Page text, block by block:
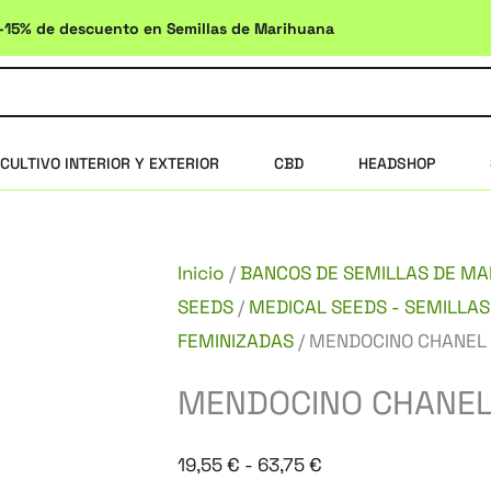
-15% de descuento en Semillas de Marihuana
CULTIVO INTERIOR Y EXTERIOR CBD HEADSHOP
Inicio /BANCOS DE SEMILLAS DE
SEEDS / MEDICAL SEEDS - SEMILLAS
FEMINIZADAS / MENDOCINO CHANEL
MENDOCINO
19,55€ - 63,75€